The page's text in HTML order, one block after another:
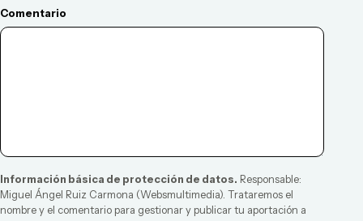
Comentario
Información básica de protección de datos. Responsable:
Miguel Ángel Ruiz Carmona (Websmultimedia). Trataremos el
nombre y el comentario para gestionar y publicar tu aportación a